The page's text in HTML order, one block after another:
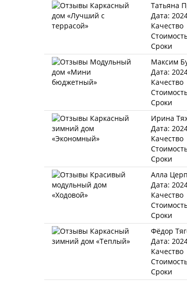
Татьяна
Дата:
Качество
Сроки
Максим
Дата:
Качество
Сроки
Ирина
Дата:
Качество
Сроки
Алла
Дата:
Качество
Сроки
Фёдор
Дата:
Качество
Сроки